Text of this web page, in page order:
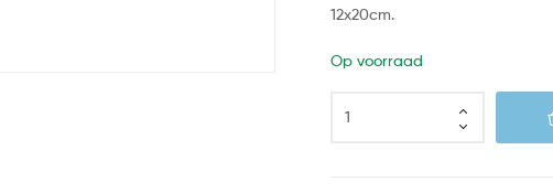
12x20cm.
Op voorraad